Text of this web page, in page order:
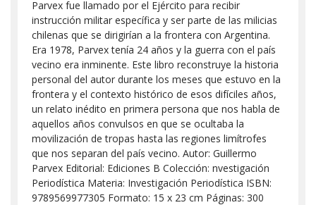
Parvex fue llamado por el Ejército para recibir
instrucción militar específica y ser parte de las milicias
chilenas que se dirigirían a la frontera con Argentina.
Era 1978, Parvex tenía 24 años y la guerra con el país
vecino era inminente. Este libro reconstruye la historia
personal del autor durante los meses que estuvo en la
frontera y el contexto histórico de esos difíciles años,
un relato inédito en primera persona que nos habla de
aquellos años convulsos en que se ocultaba la
movilización de tropas hasta las regiones limítrofes
que nos separan del país vecino. Autor: Guillermo
Parvex Editorial: Ediciones B Colección: nvestigación
Periodística Materia: Investigación Periodística ISBN:
9789569977305 Formato: 15 x 23 cm Páginas: 300